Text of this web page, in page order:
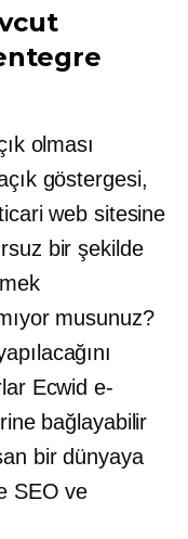
olması
göstergesi,
web sitesine
bir şekilde
musunuz?
Ecwid e-
bağlayabilir
bir dünyaya
SEO ve